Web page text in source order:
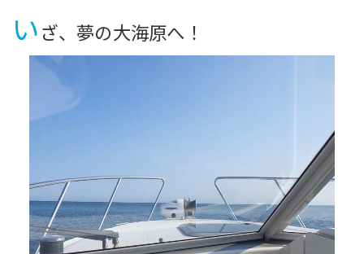
いざ、夢の大海原へ！